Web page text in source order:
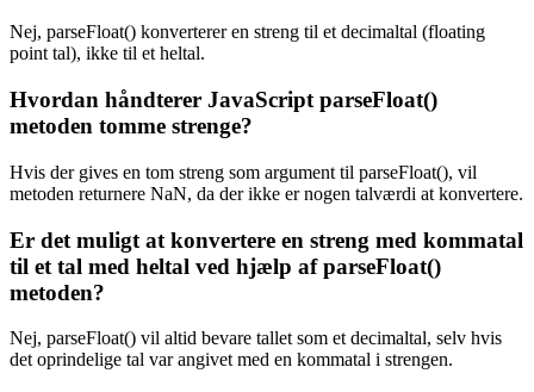
Nej, parseFloat() konverterer en streng til et decimaltal (floating
point tal), ikke til et heltal.
Hvordan håndterer JavaScript parseFloat()
metoden tomme strenge?
Hvis der gives en tom streng som argument til parseFloat(), vil
metoden returnere NaN, da der ikke er nogen talværdi at konvertere.
Er det muligt at konvertere en streng med kommatal
til et tal med heltal ved hjælp af parseFloat()
metoden?
Nej, parseFloat() vil altid bevare tallet som et decimaltal, selv hvis
det oprindelige tal var angivet med en kommatal i strengen.